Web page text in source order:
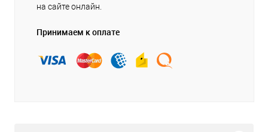
на сайте онлайн.
Принимаем к оплате